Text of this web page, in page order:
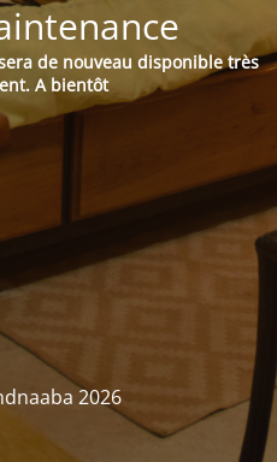
de nouveau disponible très
A bientôt
2026